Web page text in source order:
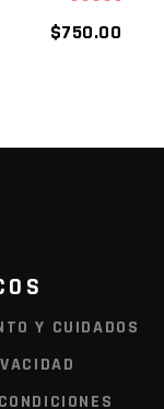
$750.00
Y CUIDADOS